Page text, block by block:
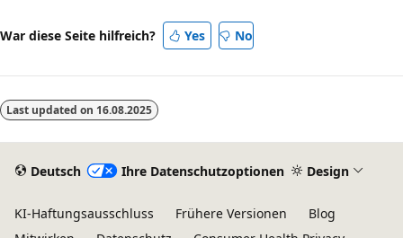
War diese Seite hilfreich? Yes No
Last updated on 16.08.2025
Deutsch Ihre Datenschutzoptionen Design
KI-Haftungsausschluss Frühere Versionen
Blog